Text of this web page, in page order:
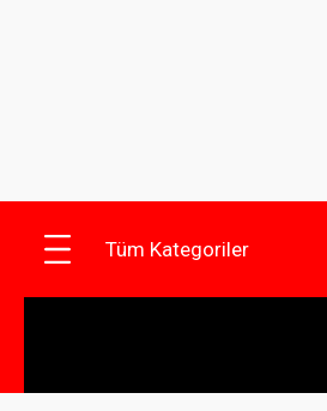
Tüm Kategoriler